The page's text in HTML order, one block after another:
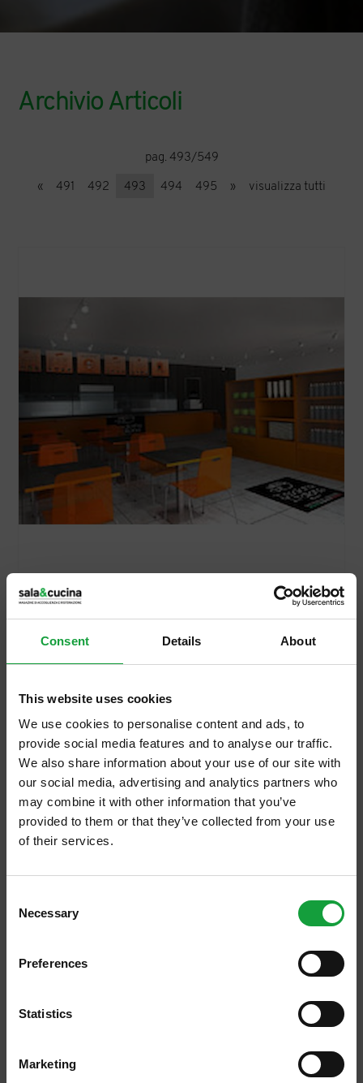
Consent Details About
This website uses cookies
We use cookies to personalise content and ads, to
provide social media features and to analyse our traffic.
We also share information about your use of our site with
our social media, advertising and analytics partners who
may combine it with other information that you’ve
provided to them or that they’ve collected from your use
of their services.
Selection
Necessary
Preferences
Statistics
Marketing
Archivio Articoli
pag. 493/549
« 491 492 493 494 495 » visualizza tutti
23/06/2011
Insalate Italiane
locale milanese Insalate Italiane, il fast food
del benessere ideato Giuseppe Maione, fa il
bis con un nuovo punto vendita, a
testimonianza […]
Batterio killer spiegato il
dall’ANSA, […]
ISCRIVITI ALLA NEWSLETTER
Resta aggiornato su tutte le ultime novita nel campo